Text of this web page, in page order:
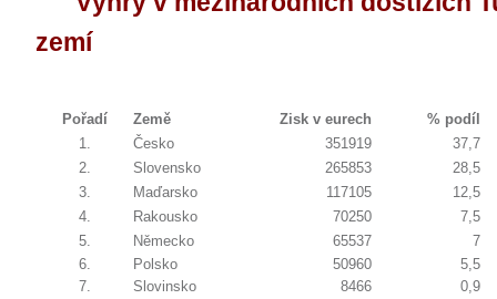
zemí
Pořadí Země Zisk v eurech
% podíl
1.
Česko 351919
37,7
2.
Slovensko 265853
28,5
3.
Maďarsko 117105
12,5
4.
Rakousko 70250
7,5
5.
Německo 65537
7
6.
Polsko 50960
5,5
7.
Slovinsko 8466
0,9